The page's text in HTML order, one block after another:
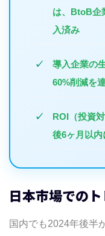
は、BtoB企
入済み
導入企業の
60%削減を
ROI（投資対
後6ヶ月以
日本市場での
国内でも2024年後半